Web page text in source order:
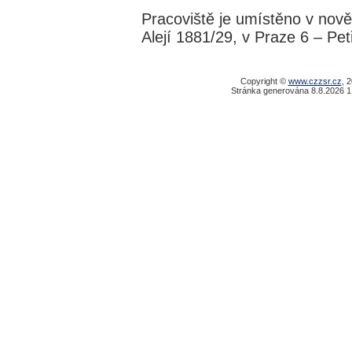
Pracoviště je umístěno v
Alejí 1881/29, v Praze 6 –
Copyright © www.czzsr.cz ,
Stránka generována 8.8.2026